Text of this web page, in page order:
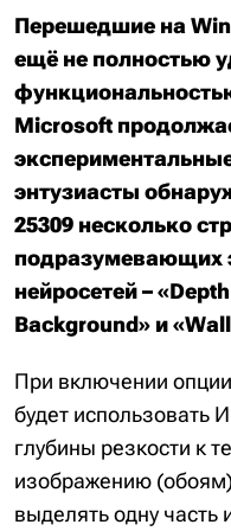
Перешедшие на
ещё не полностью
Microsoft
энтузиасты
25309 несколько
подразумевающих
нейросетей –
Background» и
При включении
будет использовать
глубины резкости к
изображению
выделять одну